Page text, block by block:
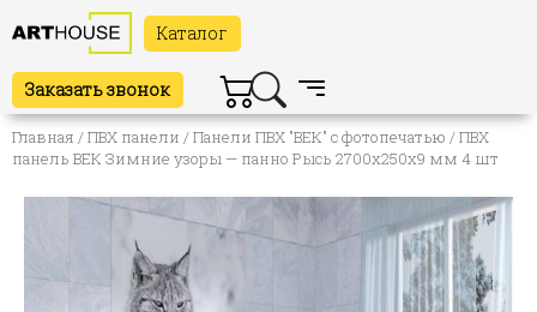
Каталог
Заказать звонок
Главная /ПВХ панели /Панели ПВХ "ВЕК" с фотопечатью / ПВХ
панель ВЕК Зимние узоры — панно Рысь 2700х250х9 мм 4 шт